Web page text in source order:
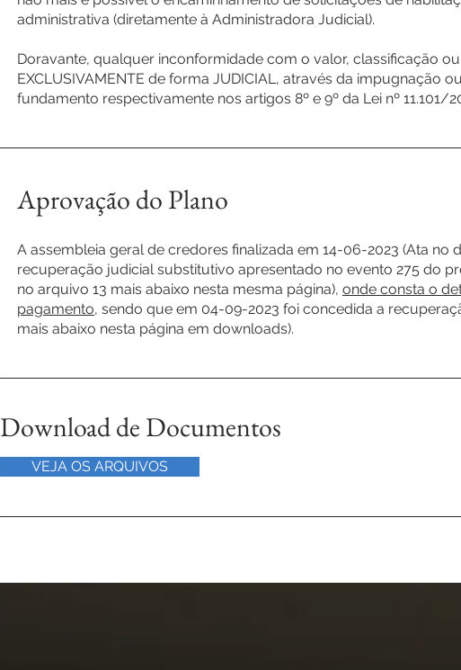
administrativa (diretamente à Administradora Judicial).
Doravante, qualquer inconformidade com o valor, classificação
EXCLUSIVAMENTE de forma JUDICIAL, através da impugnação
fundamento respectivamente nos artigos 8º e 9º da Lei nº 11.101/
Aprovação do Plano
A assembleia geral de credores finalizada em 14-06-2023 (Ata
recuperação judicial substitutivo apresentado no evento 275 do
no arquivo 13 mais abaixo nesta mesma página), onde consta o
pagamento, sendo que em 04-09-2023 foi concedida a
mais abaixo nesta página em downloads).
Download de Documentos
VEJA OS ARQUIVOS